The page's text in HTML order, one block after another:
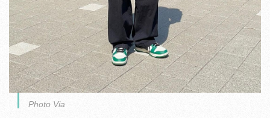
Photo Via